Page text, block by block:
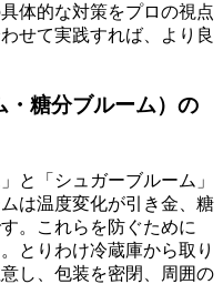
体的な対策をプロの視点
せて実践すれば、より良
・糖分ブルーム）の
と「シュガーブルーム」
は温度変化が引き金、糖
。これらを防ぐために
とりわけ冷蔵庫から取り
し、包装を密閉、周囲の